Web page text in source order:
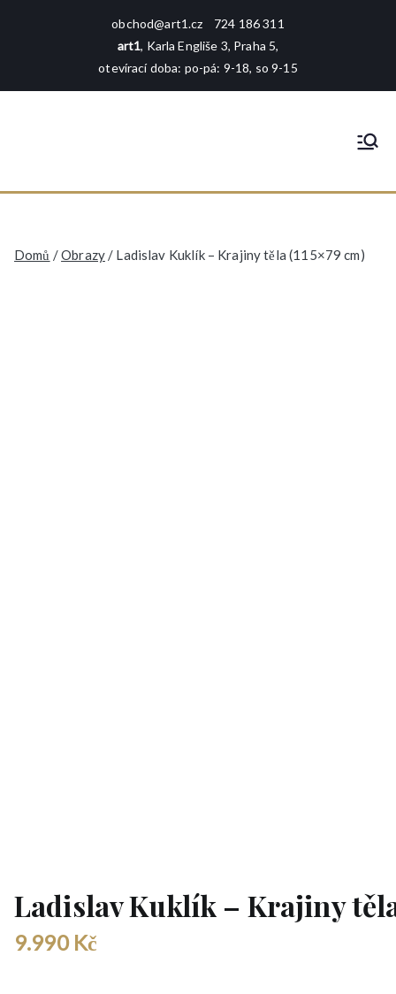
obchod@art1.cz 724 186 311
art1, Karla Engliše 3, Praha 5,
otevírací doba: po-pá: 9-18, so 9-15
rámování - tisk - galerie - foto -
Domů /Obrazy/ Ladislav Kuklík – Krajiny těla (115×79 cm)
Ladislav Kuklík – Krajiny těla
9.990 Kč